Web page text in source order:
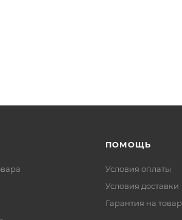
ПОМОЩЬ
Условия оплаты
Условия доставки
Гарантия на товар